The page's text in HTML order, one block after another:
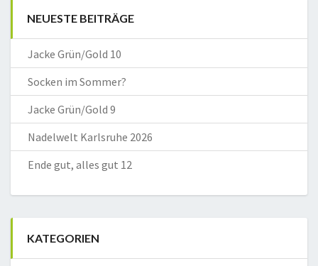
NEUESTE BEITRÄGE
Jacke Grün/Gold 10
Socken im Sommer?
Jacke Grün/Gold 9
Nadelwelt Karlsruhe 2026
Ende gut, alles gut 12
KATEGORIEN